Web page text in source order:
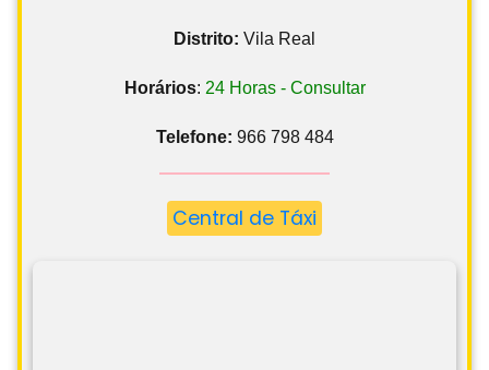
Distrito: Vila Real
Horários: 24 Horas - Consultar
Telefone: 966 798 484
Central de Táxi